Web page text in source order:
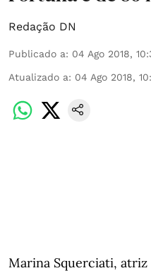
Redação DN
Publicado a: 04 Ago 2018,
Atualizado a: 04 Ago 2018,
Marina Squerciati, atriz